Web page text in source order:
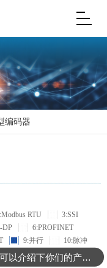
编码器
RTU
3:SSI
DP
6:PROFINET
9:并行
10:脉冲
可以介绍下你们的产品么？